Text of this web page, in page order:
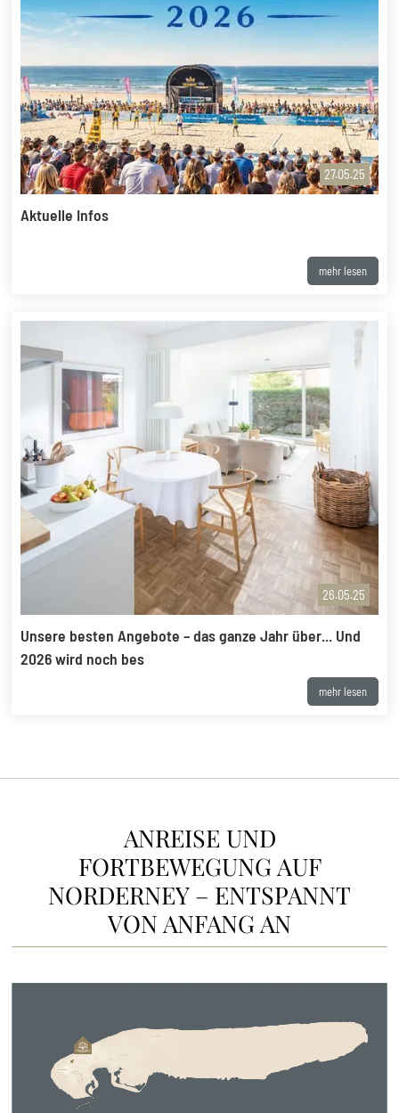
27.05.25
Aktuelle Infos
mehr lesen
26.05.25
Unsere besten Angebote – das ganze Jahr über... Und
2026 wird noch bes
mehr lesen
ANREISE UND
FORTBEWEGUNG AUF
NORDERNEY – ENTSPANNT
VON ANFANG AN